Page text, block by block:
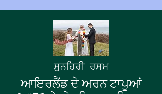
ਸੁਨਹਿਰੀ ਰਸਮ
ਆਇਰਲੈਂਡ ਦੇ ਅਰਨ ਟਾਪੂਆਂ